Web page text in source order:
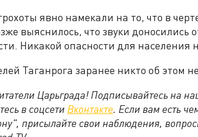
явно намекали на то, что в
выяснилось, что звуки доносились
Никакой опасности для населения
Таганрога заранее никто об этом
Царьграда! Подписывайтесь на
в соцсети Вконтакте. Если вам есть
присылайте свои наблюдения,